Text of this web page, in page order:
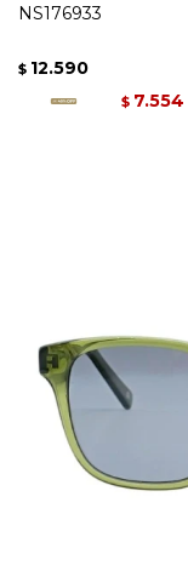
NS176933
$ 12.590
$ 7.554